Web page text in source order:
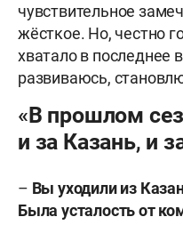
чувствительное
жёсткое. Но, честно
хватало в последнее
развиваюсь,
«В прошлом
и за Казань, и
– Вы уходили из
Была усталость от